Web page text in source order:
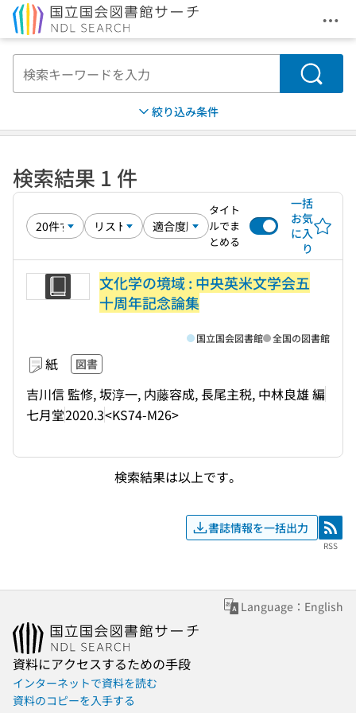
メ
検索
絞り込み条件
検索結果 1 件
タイト
ルでま
とめる
一括
お気
に入
り
文化学の境域 : 中央英米文学会五
十周年記念論集
紙 図書
吉川信 監修, 坂淳一, 内藤容成, 長尾主税, 中林良雄 編
七月堂2020.3<KS74-M26>
国立国会図書館 全国の図書館
検索結果は以上です。
書誌情報を一括出力 RSS
RSS
Language：English
資料にアクセスするための手段
インターネットで資料を読む
資料のコピーを入手する